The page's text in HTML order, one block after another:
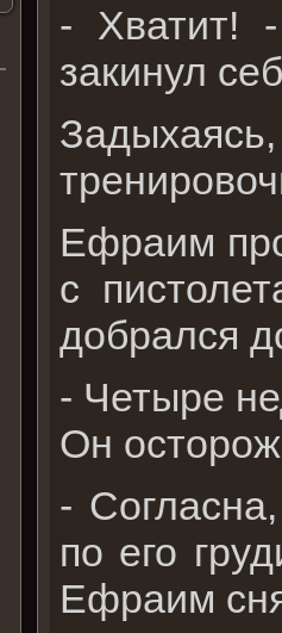
- Хватит!
закинул
Ефраим
с
добрался
- Четыре
Он
-
по его
Ефраим